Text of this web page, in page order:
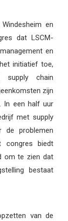
en
dat LSCM-
en
initiatief toe,
supply chain
zijn
In een half uur
met supply
de problemen
congres biedt
om te zien dat
bestaat
van de